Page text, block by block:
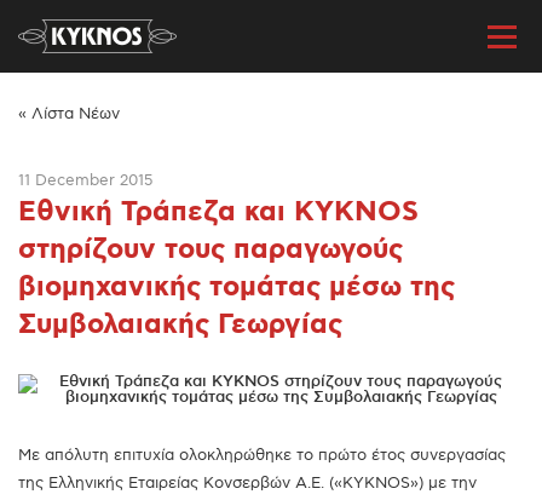
« Λίστα Νέων
11 December 2015
Εθνική Τράπεζα και ΚΥΚΝΟS
στηρίζουν τους παραγωγούς
βιομηχανικής τομάτας μέσω της
Συμβολαιακής Γεωργίας
Με απόλυτη επιτυχία ολοκληρώθηκε το πρώτο έτος συνεργασίας
της Ελληνικής Εταιρείας Κονσερβών Α.Ε. («ΚΥΚΝΟS») με την